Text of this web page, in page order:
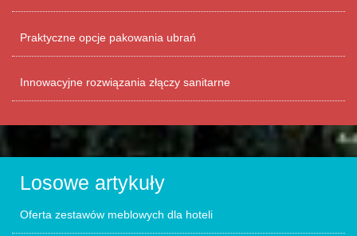
Praktyczne opcje pakowania ubrań
Innowacyjne rozwiązania złączy sanitarne
Losowe artykuły
Oferta zestawów meblowych dla hoteli